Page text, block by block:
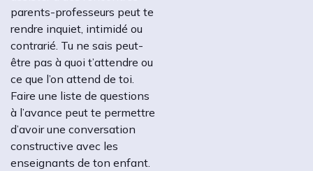
parents-professeurs peut te
rendre inquiet, intimidé ou
contrarié. Tu ne sais peut-
être pas à quoi t’attendre ou
ce que l’on attend de toi.
Faire une liste de questions
à l’avance peut te permettre
d’avoir une conversation
constructive avec les
enseignants de ton enfant.